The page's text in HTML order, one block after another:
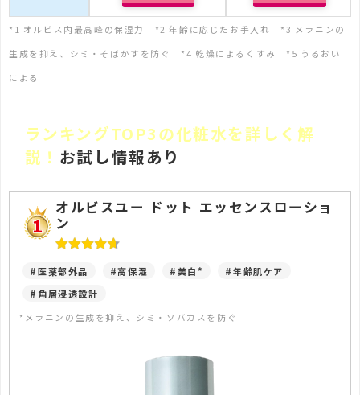
*1 オルビス内最高峰の保湿力 *2 年齢に応じたお手入れ *3 メラニンの
生成を抑え、シミ・そばかすを防ぐ *4 乾燥によるくすみ *5 うるおい
による
ランキングTOP3の化粧水を詳しく解
説！ お試し情報あり
オルビスユー ドット エッセンスローショ
ン
#医薬部外品 #高保湿 #美白*
#年齢肌ケア
#角層浸透設計
*メラニンの生成を抑え、シミ・ソバカスを防ぐ